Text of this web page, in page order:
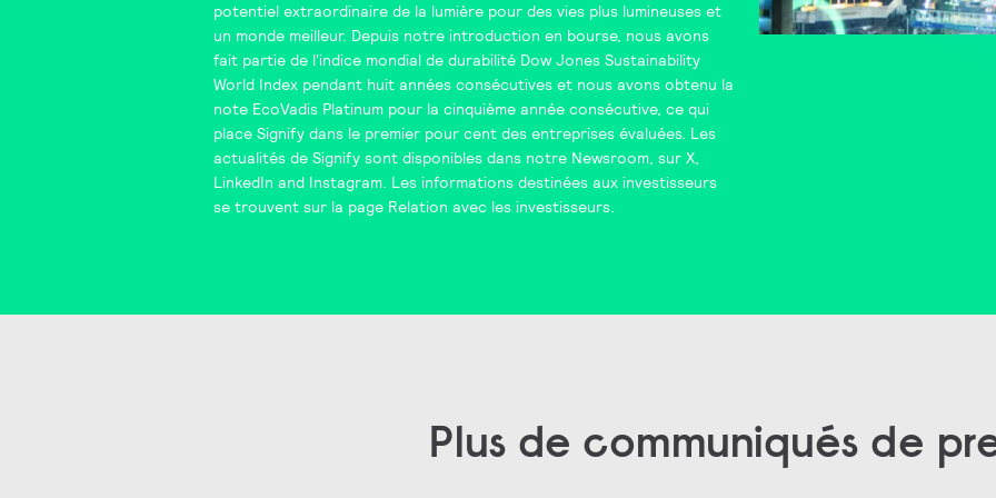
potentiel extraordinaire de la lumière pour des vies plus lumineuses et
un monde meilleur. Depuis notre introduction en bourse, nous avons
fait partie de l'indice mondial de durabilité Dow Jones Sustainability
World Indexpendant huit années consécutives et nous avons obtenu la
note EcoVadisPlatinum pour la cinquième année consécutive, ce qui
place Signify dans le premier pour centdes entreprises évaluées. Les
actualités de Signify sont disponibles dans notre Newsroom, sur X,
LinkedIn and Instagram. Les informations destinées aux investisseurs
se trouvent sur la page Relation avec les investisseurs.
Plus de communiqués de